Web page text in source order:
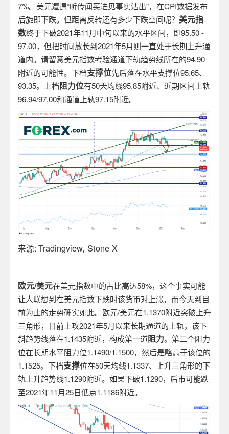
7%。美元遭遇“听传闻买进见事实沽出”，在CPI数据发布
后旋即下跌。但距离反转还有多少下跌空间呢？ 美元指
数终于下破2021年11月中旬以来的水平区间，即95.50 -
97.00，但把时间放长到2021年5月则一直处于长期上升通
道内。请留意美元指数考验通道下轨趋势线所在的94.90
附近的可能性。下档支撑位先后落在水平支撑位95.65、
93.35。上档阻力位有50天均线95.85附近、近期区间上轨
96.94/97.00和通道上轨97.15附近。
来源: Tradingview, Stone X
欧元/美元在美元指数中的占比高达58%，这个事实可能
让人联想到在美元指数下跌时该货币对上涨，而今天到目
前为止的走势确实如此。欧元/美元在1.1370附近突破上升
三角形，目前上攻2021年5月以来长期通道的上轨，该下
斜趋势线落在1.1435附近，构成第一道阻力。第二个阻力
位在长期水平阻力位1.1490/1.1500，然后是略高于该位的
1.1525。下档支撑位在50天均线1.1337、上升三角形的下
轨上升趋势线1.1290附近。如果下破1.1290，后市可能跌
至2021年11月25日低点1.1186附近。